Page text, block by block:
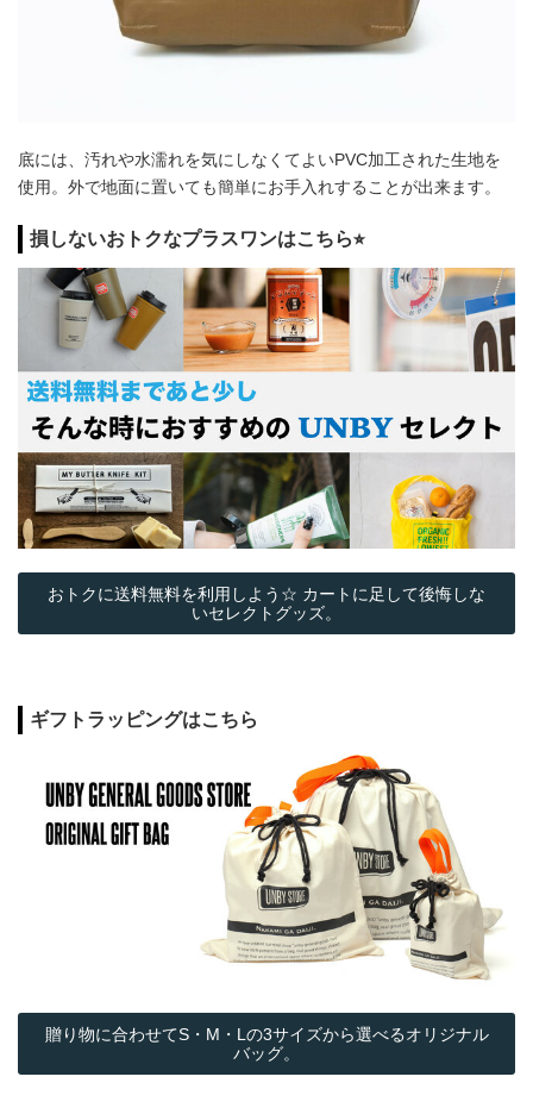
底には、汚れや水濡れを気にしなくてよいPVC加工された生地を
使用。外で地面に置いても簡単にお手入れすることが出来ます。
損しないおトクなプラスワンはこちら⭐︎
おトクに送料無料を利用しよう☆ カートに足して後悔しな
いセレクトグッズ。
ギフトラッピングはこちら
贈り物に合わせてS・M・Lの3サイズから選べるオリジナル
バッグ。